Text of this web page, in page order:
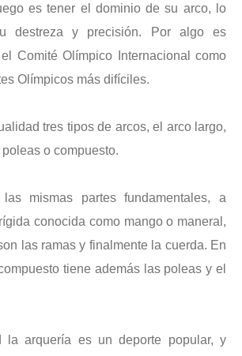
es tener el dominio de su arco, lo
destreza y precisión. Por algo es
Comité Olímpico Internacional como
Olímpicos más difíciles.
tres tipos de arcos, el arco largo,
o compuesto.
mismas partes fundamentales, a
conocida como mango o maneral,
las ramas y finalmente la cuerda. En
tiene además las poleas y el
la arquería es un deporte popular, y